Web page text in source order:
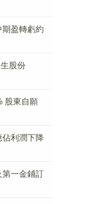
期盈轉虧約
股份
股東自願
利潤下降
一金鋪訂